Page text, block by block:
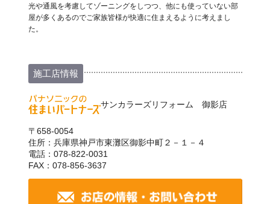
光や通風を考慮してゾーニングをしつつ、他にも使っていない部
屋が多くあるのでご家族皆様が快適に住まえるように考えまし
た。
施工店情報
サンカラーズリフォーム 御影店
〒658-0054
住所：兵庫県神戸市東灘区御影中町２－１－４
電話：078-822-0031
FAX：078-856-3637